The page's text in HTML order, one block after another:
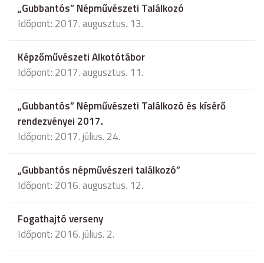
„Gubbantós” Népművészeti Találkozó
Időpont: 2017. augusztus. 13.
Képzőművészeti Alkotótábor
Időpont: 2017. augusztus. 11.
„Gubbantós” Népművészeti Találkozó és kísérő
rendezvényei 2017.
Időpont: 2017. július. 24.
„Gubbantós népművészeri találkozó”
Időpont: 2016. augusztus. 12.
Fogathajtó verseny
Időpont: 2016. július. 2.